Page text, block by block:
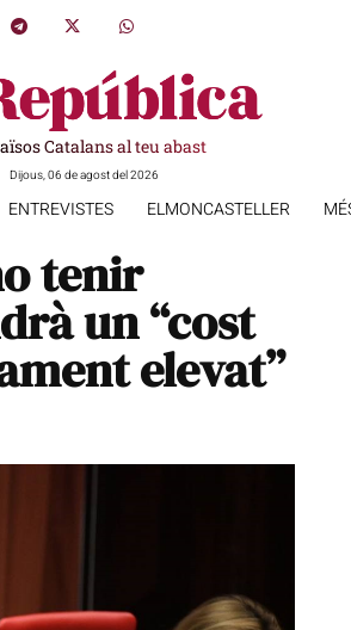
Catalans al teu abast
Dijous, 06 de agost del 2026
ENTREVISTES ELMONCASTELLER
tenir
un “cost
elevat”